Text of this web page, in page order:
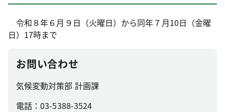
令和８年６月９日（火曜日）から同年７月10日（金曜
日）17時まで
お問い合わせ
気候変動対策部 計画課
電話：03-5388-3524